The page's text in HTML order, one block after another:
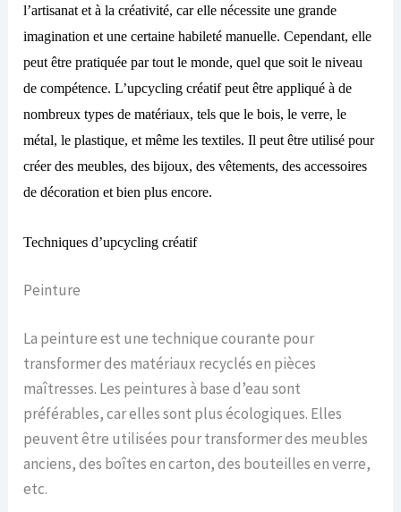
l’artisanat et à la créativité, car elle nécessite une grande
imagination et une certaine habileté manuelle. Cependant, elle
peut être pratiquée par tout le monde, quel que soitle niveau
de compétence. L’upcycling créatif peut être appliqué à de
nombreux types de matériaux, tels que le bois, le verre, le
métal, le plastique, et même les textiles. Il peut être utilisé pour
créer des meubles, des bijoux, des vêtements, des accessoires
de décoration et bien plus encore.
Techniques d’upcycling créatif
Peinture
La peinture est une technique courante pour
transformer des matériaux recyclés en pièces
maîtresses. Les peintures à base d’eau sont
préférables, car elles sont plus écologiques. Elles
peuvent être utilisées pour transformer des meubles
anciens, des boîtes en carton, des bouteilles en verre,
etc.